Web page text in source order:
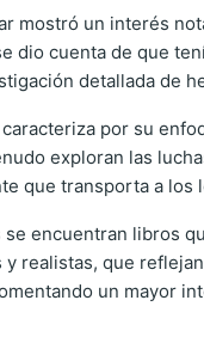
mostró un interés
dio cuenta de que
detallada de
por su
exploran las
que transporta a
se encuentran libros
realistas, que
un mayor